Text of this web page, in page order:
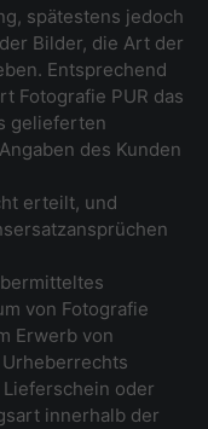
spätestens jedoch
Bilder, die Art der
Entsprechend
Fotografie PUR das
gelieferten
des Kunden
erteilt, und
von Fotografie
Erwerb von
oder
innerhalb der